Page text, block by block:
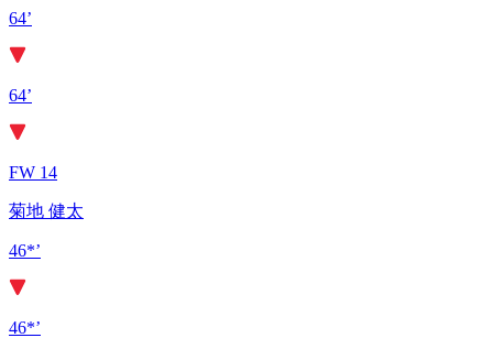
64’
64’
FW 14
菊地 健太
46*’
46*’